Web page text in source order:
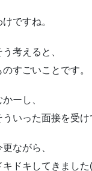
けですね。
う考えると、
のすごいことです。
かーし、
ういった面接を受け
更ながら、
キドキしてきまし